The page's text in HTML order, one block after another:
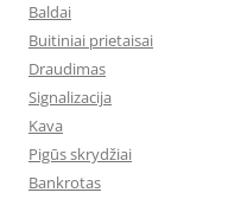
Baldai
Buitiniai prietaisai
Draudimas
Signalizacija
Kava
Pigūs skrydžiai
Bankrotas